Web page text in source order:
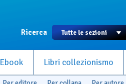
Ricerca
Ebook Libri collezionismo